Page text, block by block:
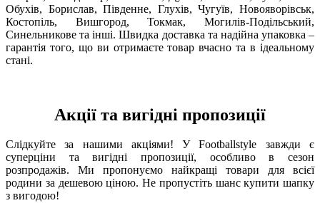
Обухів, Борислав, Південне, Глухів, Чугуїв, Новояворівськ,
Костопіль, Вишгород, Токмак, Могилів-Подільський,
Синельникове та інші. Швидка доставка та надійна упаковка –
гарантія того, що ви отримаєте товар вчасно та в ідеальному
стані.
Акції та вигідні пропозиції
Слідкуйте за нашими акціями! У Footballstyle завжди є
суперціни та вигідні пропозиції, особливо в сезон
розпродажів. Ми пропонуємо найкращі товари для всієї
родини за дешевою ціною. Не пропустіть шанс купити шапку
з вигодою!